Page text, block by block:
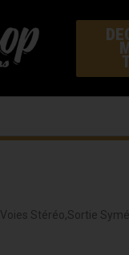
Voies Stéréo,sortie